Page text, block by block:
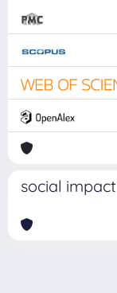
social impact